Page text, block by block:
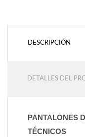
DESCRIPCIÓN
DETALLES DEL
PANTALONES
TÉCNICOS